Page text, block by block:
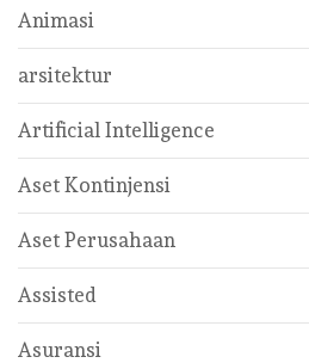
Animasi
arsitektur
Artificial Intelligence
Aset Kontinjensi
Aset Perusahaan
Assisted
Asuransi